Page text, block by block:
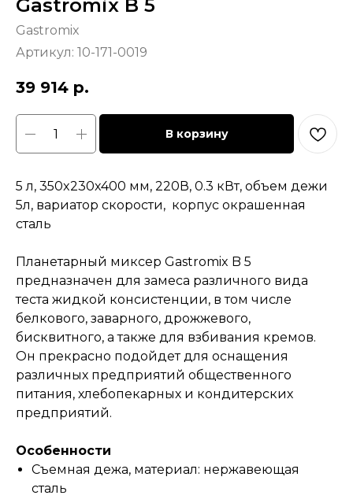
Gastromix B 5
Gastromix
Артикул: 10-171-0019
39 914 р.
В корзину
5 л, 350x230x400 мм, 220В, 0.3 кВт, объем дежи
5л, вариатор скорости, корпус окрашенная
сталь
Планетарный миксер Gastromix B 5
предназначен для замеса различного вида
теста жидкой консистенции, в том числе
белкового, заварного, дрожжевого,
бисквитного, а также для взбивания кремов.
Он прекрасно подойдет для оснащения
различных предприятий общественного
питания, хлебопекарных и кондитерских
предприятий.
Особенности
Съемная дежа, материал: нержавеющая
сталь